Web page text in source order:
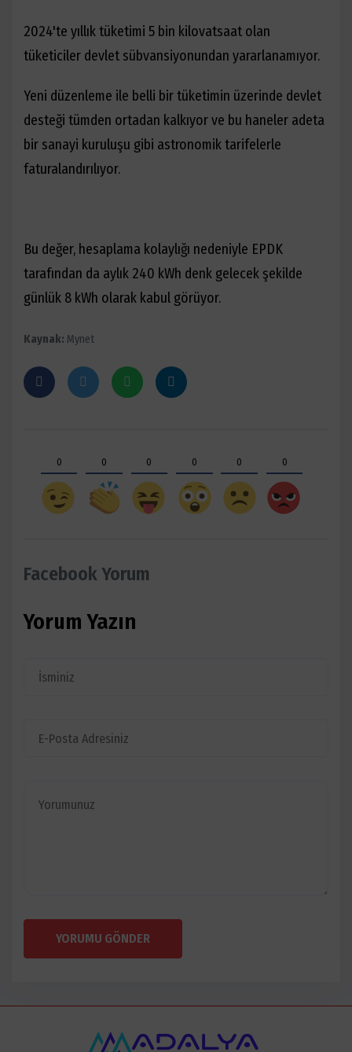
2024'te yıllık tüketimi 5 bin kilovatsaat olan
tüketiciler devlet sübvansiyonundan yararlanamıyor.
Yeni düzenleme ile belli bir tüketimin üzerinde devlet
desteği tümden ortadan kalkıyor ve bu haneler adeta
bir sanayi kuruluşu gibi astronomik tarifelerle
faturalandırılıyor.
Bu değer, hesaplama kolaylığı nedeniyle EPDK
tarafından da aylık 240 kWh denk gelecek şekilde
günlük 8 kWh olarak kabul görüyor.
Kaynak: Mynet
0 0 0 0 0 0
Facebook Yorum
Yorum Yazın
YORUMU GÖNDER